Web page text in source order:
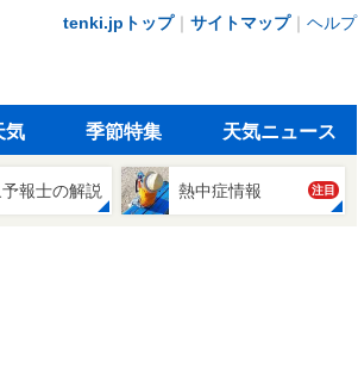
tenki.jpトップ｜ サイトマップ｜ ヘルプ
気 季節特集 天気ニュース
報士の解説 熱中症情報 注目